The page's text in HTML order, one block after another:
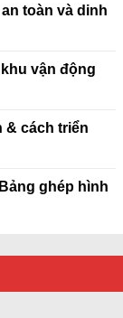
toàn và dinh
vận động
& cách triển
ghép hình